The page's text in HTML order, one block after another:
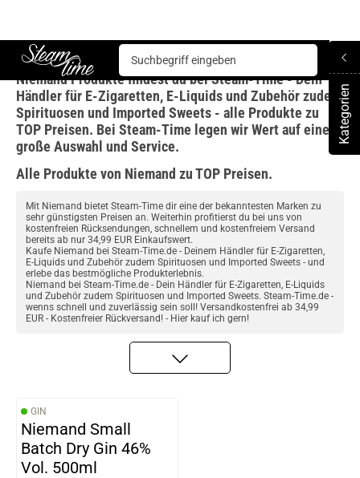
Steam time
Niemand
Kategorien
Niemand Produkte findest du bei Steam-Time - Dein
Händler für E-Zigaretten, E-Liquids und Zubehör zudem
Spirituosen und Imported Sweets - alle Produkte zu
TOP Preisen. Bei Steam-Time legen wir Wert auf eine
große Auswahl und Service.
Alle Produkte von Niemand zu TOP Preisen.
Mit Niemand bietet Steam-Time dir eine der bekanntesten Marken zu
sehr günstigsten Preisen an. Weiterhin profitierst du bei uns von
kostenfreien Rücksendungen, schnellem und kostenfreiem Versand
bereits ab nur 34,99 EUR Einkaufswert.
Kaufe Niemand bei Steam-Time.de - Deinem Händler für E-Zigaretten,
E-Liquids und Zubehör zudem Spirituosen und Imported Sweets - und
erlebe das bestmögliche Produkterlebnis.
Niemand bei Steam-Time.de - Dein Händler für E-Zigaretten, E-Liquids
und Zubehör zudem Spirituosen und Imported Sweets. Steam-Time.de -
wenns schnell und zuverlässig sein soll! Versandkostenfrei ab 34,99
EUR - Kostenfreier Rückversand! - Hier kauf ich gern!
GIN
Niemand Small
Batch Dry Gin 46%
Vol. 500ml